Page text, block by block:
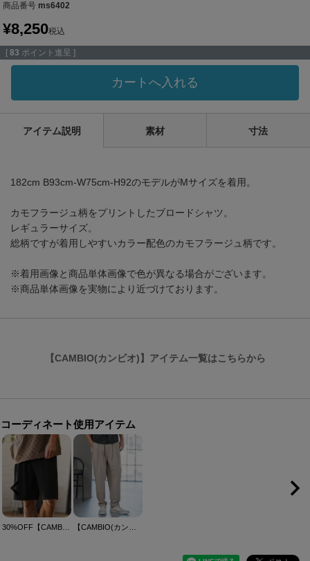
商品番号 ms6402
¥8,250税込
[ 83 ポイント進呈 ]
カートへ入れる
アイテム説明 素材 寸法
182cm B93cm-W75cm-H92のモデルがMサイズを着用。
カモフラージュ柄をプリントしたブロードシャツ。
レギュラーサイズ。
総柄ですが着用しやすいカラー配色のカモフラージュ柄です。
※着用画像と商品単体画像で色が異なる場合がございます。
※商品単体画像を実物により近づけております。
【CAMBIO(カンビオ)】アイテム一覧はこちらから
コーディネート使用アイテム